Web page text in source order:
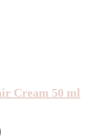
Cream 50 ml